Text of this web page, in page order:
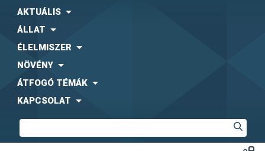
AKTUÁLIS
ÁLLAT
ÉLELMISZER
NÖVÉNY
ÁTFOGÓ TÉMÁK
KAPCSOLAT